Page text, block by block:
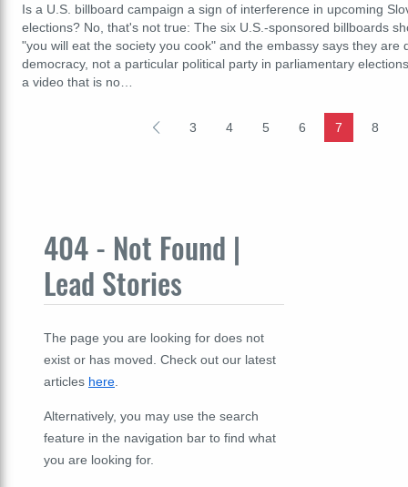
Is a U.S. billboard campaign a sign of interference in upcoming
elections? No, that's not true: The six U.S.-sponsored billboards
"you will eat the society you cook" and the embassy says they are
democracy, not a particular political party in parliamentary
a video that is no…
3 4 5 6 7 8
404 - Not Found |
Lead Stories
The page you are looking for does not
exist or has moved. Check out our latest
articles here
Alternatively, you may use the search
feature in the navigation bar to find what
you are looking for.